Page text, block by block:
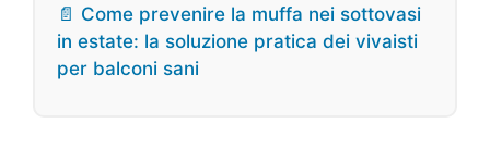
📄 Come prevenire la muffa nei sottovasi
in estate: la soluzione pratica dei vivaisti
per balconi sani